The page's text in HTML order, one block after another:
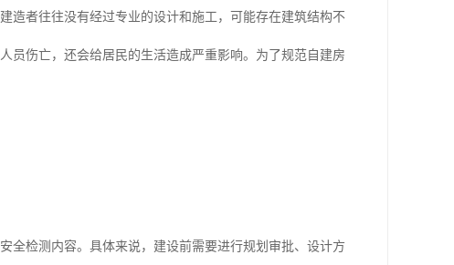
造者往往没有经过专业的设计和施工，可能存在建筑结构不
员伤亡，还会给居民的生活造成严重影响。为了规范自建房
全检测内容。具体来说，建设前需要进行规划审批、设计方